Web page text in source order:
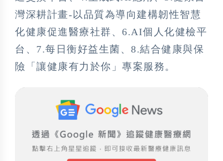
灣深耕計畫-以品質為導向建構韌性智慧
化健康促進醫療社群、6.AI個人化健檢平
台、7.每日衡好益生菌、8.結合健康與保
險「讓健康有力於你」專案服務。